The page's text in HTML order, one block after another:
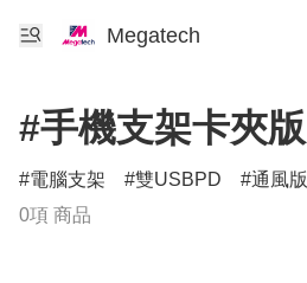
Megatech
#手機支架卡夾版
電腦支架 雙USBPD 通風版
0項 商品